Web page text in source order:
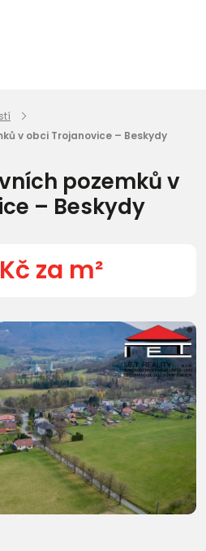
v obci Trojanovice – Beskydy
pozemků v
– Beskydy
za m²
(10)